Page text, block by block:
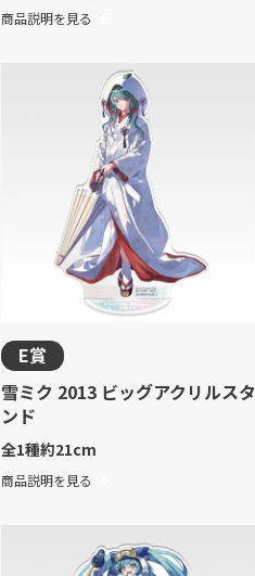
商品説明を見る
E賞
雪ミク 2013 ビッグアクリルスタ
ンド
全1種約21cm
商品説明を見る